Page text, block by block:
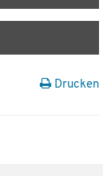
Drucken